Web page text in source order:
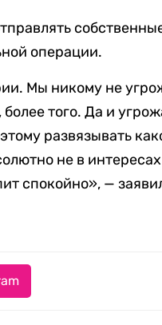
операции.
Мы никому не
того. Да и
развязывать
не в интересах
спокойно», —